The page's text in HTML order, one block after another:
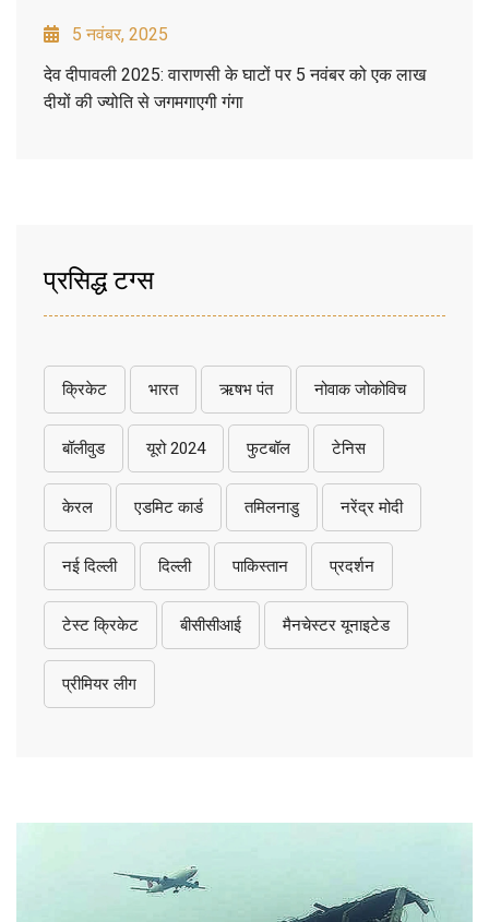
5 नवंबर, 2025
देव दीपावली 2025: वाराणसी के घाटों पर 5 नवंबर को एक लाख
दीयों की ज्योति से जगमगाएगी गंगा
प्रसिद्ध टग्स
क्रिकेट भारत ऋषभ पंत नोवाक जोकोविच
बॉलीवुड यूरो 2024 फुटबॉल टेनिस
केरल एडमिट कार्ड तमिलनाडु नरेंद्र मोदी
नई दिल्ली दिल्ली पाकिस्तान प्रदर्शन
टेस्ट क्रिकेट बीसीसीआई मैनचेस्टर यूनाइटेड
प्रीमियर लीग